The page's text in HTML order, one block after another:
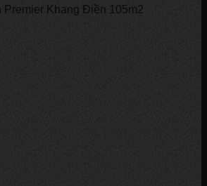
Premier Khang Điền 105m2